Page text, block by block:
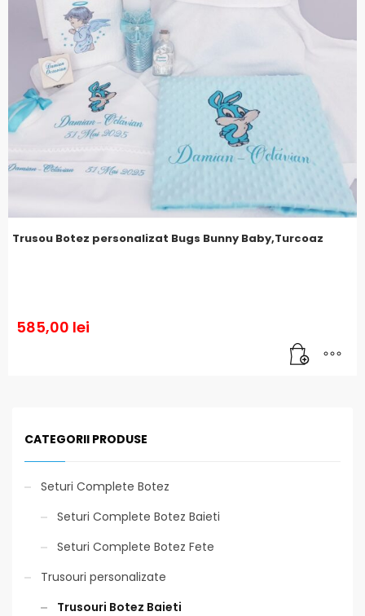
Trusou Botez personalizat Bugs Bunny Baby,Turcoaz
585,00 lei
CATEGORII PRODUSE
Seturi Complete Botez
Seturi Complete Botez Baieti
Seturi Complete Botez Fete
Trusouri personalizate
Trusouri Botez Baieti